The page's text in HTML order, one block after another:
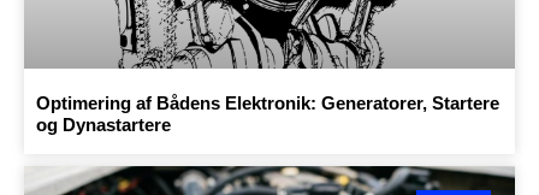
Optimering af Bådens Elektronik: Generatorer, Startere
og Dynastartere